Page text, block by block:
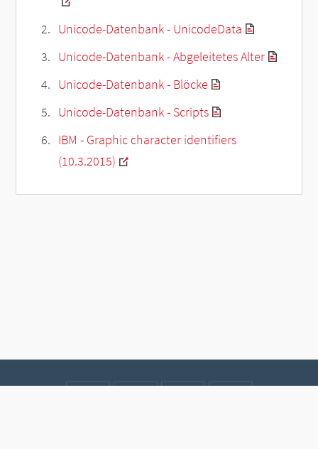
Unicode-Datenbank - UnicodeData
Unicode-Datenbank - Abgeleitetes Alter
Unicode-Datenbank - Blöcke
Unicode-Datenbank - Scripts
IBM - Graphic character identifiers
(10.3.2015)